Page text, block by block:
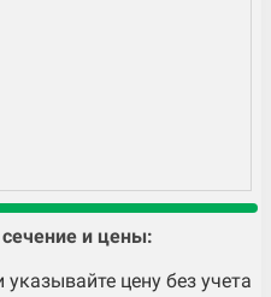
и цены:
цену без учета